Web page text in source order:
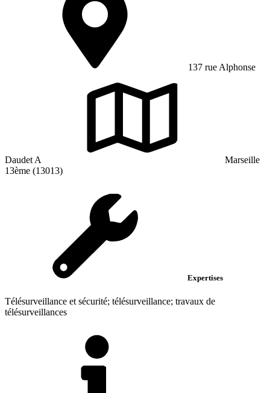
137 rue Alphonse
Daudet A
Marseille
13ème (13013)
Expertises
Télésurveillance et sécurité; télésurveillance; travaux de
télésurveillances